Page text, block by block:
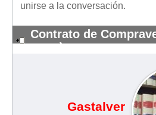
unirse a la conversación.
Contrato de
arras)
Gastalver